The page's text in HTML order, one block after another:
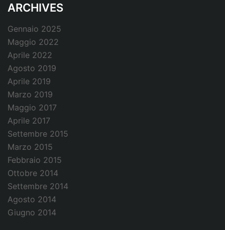
ARCHIVES
Gennaio 2025
Maggio 2022
Aprile 2022
Agosto 2019
Aprile 2019
Marzo 2019
Maggio 2017
Aprile 2017
Settembre 2015
Marzo 2015
Febbraio 2015
Ottobre 2014
Settembre 2014
Agosto 2014
Giugno 2014